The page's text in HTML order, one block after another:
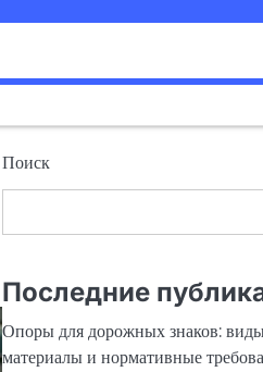
Поиск
Последние
Опоры для дорожных знаков:
материалы и нормативные